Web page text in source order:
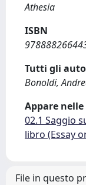
Athesia
ISBN
Tutti gli
Bonoldi,
Appare
02.1 Saggio
libro (Essay
File in questo